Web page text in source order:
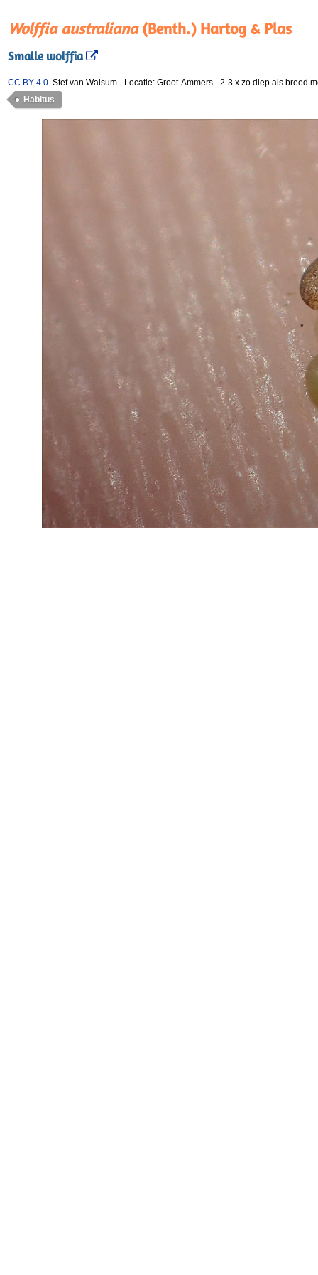
Wolffia australiana(Benth.) Hartog & Plas
Smalle wolffia
CC BY 4.0 Stef van Walsum - Locatie: Groot-Ammers - 2-3 x zo diep als breed
Habitus